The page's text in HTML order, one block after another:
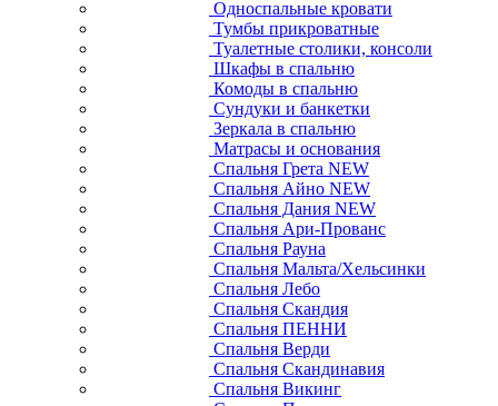
Односпальные кровати
Тумбы прикроватные
Туалетные столики, консоли
Шкафы в спальню
Комоды в спальню
Сундуки и банкетки
Зеркала в спальню
Матрасы и основания
Спальня Грета NEW
Спальня Айно NEW
Спальня Дания NEW
Спальня Ари-Прованс
Спальня Рауна
Спальня Мальта/Хельсинки
Спальня Лебо
Спальня Скандия
Спальня ПЕННИ
Спальня Верди
Спальня Скандинавия
Спальня Викинг